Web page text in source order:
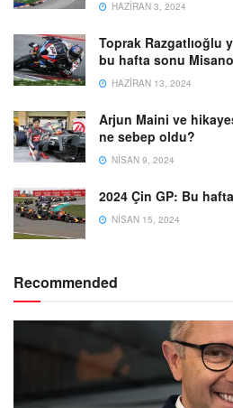
HAZIRAN 3, 2024
Toprak Razgatlıoğlu
bu hafta sonu
HAZIRAN 13, 2024
Arjun Maini ve
ne sebep oldu?
NISAN 9, 2024
2024 Çin GP: Bu
NISAN 15, 2024
Recommended